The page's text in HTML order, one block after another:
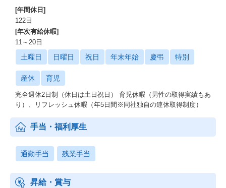
[年間休日]
122日
[年次有給休暇]
11～20日
土曜日 日曜日 祝日 年末年始 慶弔 特別
産休 育児
完全週休2日制（休日は土日祝日） 育児休暇（男性の取得実績もあ
り）、リフレッシュ休暇（年5日間※同社独自の連休取得制度）
手当・福利厚生
通勤手当 残業手当
昇給・賞与